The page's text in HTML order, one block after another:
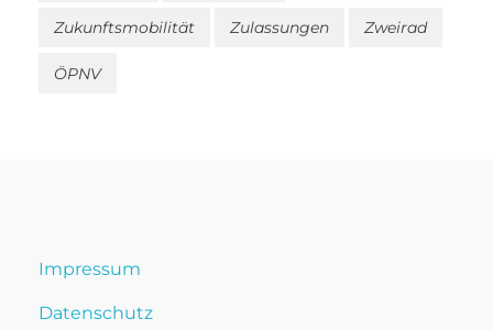
Zukunftsmobilität Zulassungen Zweirad
ÖPNV
Impressum
Datenschutz